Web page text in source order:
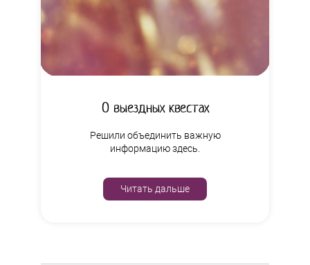
О выездных квестах
Решили объединить важную
информацию здесь.
Читать дальше